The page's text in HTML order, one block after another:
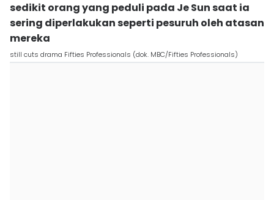
sedikit orang yang peduli pada Je Sun saat ia
sering diperlakukan seperti pesuruh oleh atasan
mereka
still cuts drama Fifties Professionals (dok. MBC/Fifties Professionals)